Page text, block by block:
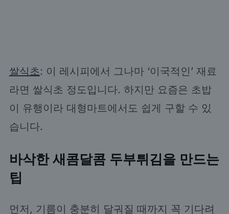
쌀식초: 이 레시피에서 그나마 ‘이국적인’ 재료
라면 쌀식초 정도입니다. 하지만 요즘은 초밥
이 유행이라 대형마트에서도 쉽게 구할 수 있
습니다.
바삭한 새콤달콤 두부튀김을 만드는
팁
먼저, 기름이 충분히 달궈질 때까지 꼭 기다려